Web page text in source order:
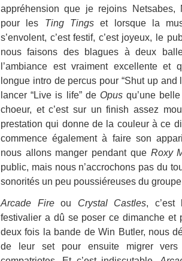
appréhension que je rejoins Netsabes,
pour les Ting Tingset lorsque la
s’envolent, c’est festif, c’est joyeux, le
nous faisons des blagues à deux
l’ambiance est vraiment excellente et
longue intro de percus pour “Shut up and
lancer “Live is life” de Opusqu’une
choeur, et c’est sur un finish assez
prestation qui donne de la couleur à ce
commence également à faire son
nous allons manger pendant que Roxy
public, mais nous n’accrochons pas du
sonorités un peu poussiéreuses du
Arcade Fireou Crystal Castles, c’est
festivalier a dû se poser ce dimanche et
deux fois la bande de Win Butler, nous
de leur set pour ensuite migrer vers